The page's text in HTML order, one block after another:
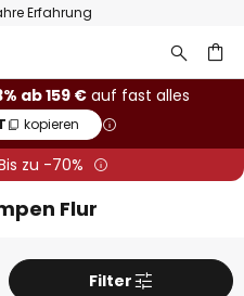
Retoure
ab 159 €auf fast alles
kopieren
zu -70%
Flur
Filter